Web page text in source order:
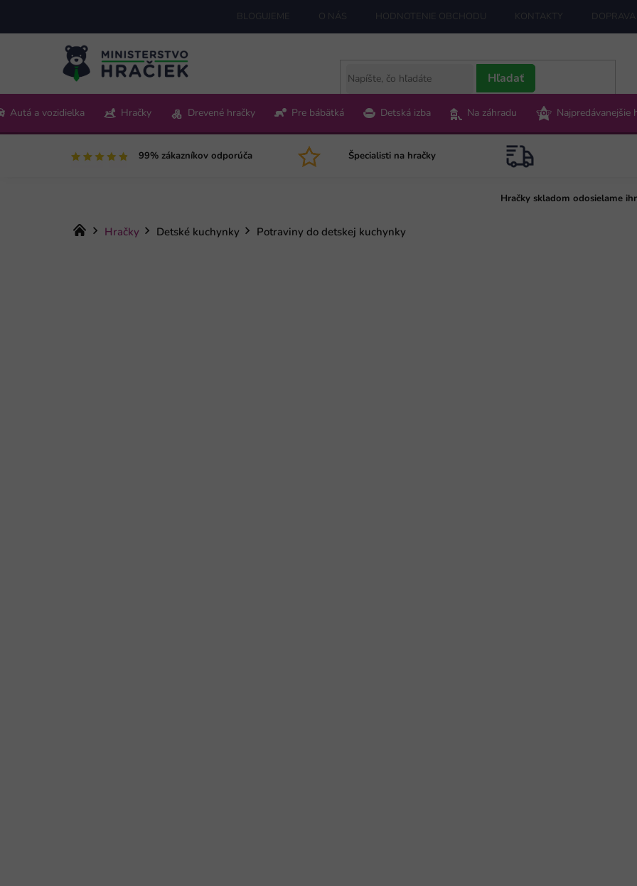
obsah
BLOGUJEME O NÁS HODNOTENIE OBCHODU KONTAKTY
Pon-Pia 9:00-15:00
Hľadať
Autá a vozidielka Hračky Drevené hračky Pre bábätká Detská izba Na záhradu Najpredávanejšie
99% zákazníkov odporúča Špecialisti na hračky
Hračky skladom odosielame
Domov
Hračky Detské kuchynky Potraviny do detskej kuchynky